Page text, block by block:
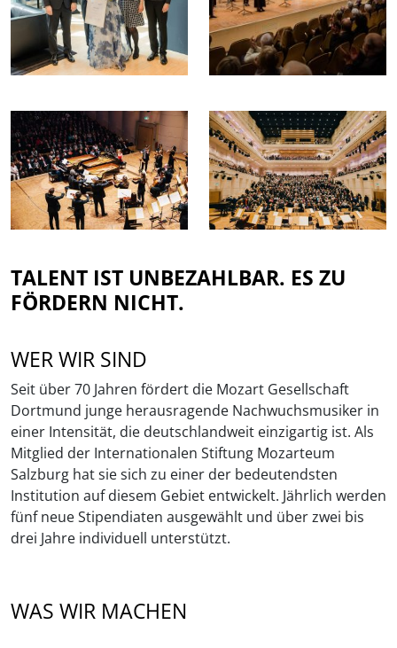
TALENT IST UNBEZAHLBAR. ES ZU
FÖRDERN NICHT.
WER WIR SIND
Seit über 70 Jahren fördert die Mozart Gesellschaft
Dortmund junge herausragende Nachwuchsmusiker in
einer Intensität, die deutschlandweit einzigartig ist. Als
Mitglied der Internationalen Stiftung Mozarteum
Salzburg hat sie sich zu einer der bedeutendsten
Institution auf diesem Gebiet entwickelt. Jährlich werden
fünf neue Stipendiaten ausgewählt und über zwei bis
drei Jahre individuell unterstützt.
WAS WIR MACHEN